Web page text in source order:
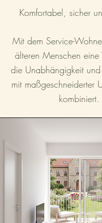
Komfortabel, sicher
Mit dem Service-
älteren Menschen
die Unabhängigkeit und
mit maßgeschneiderter
kombiniert.